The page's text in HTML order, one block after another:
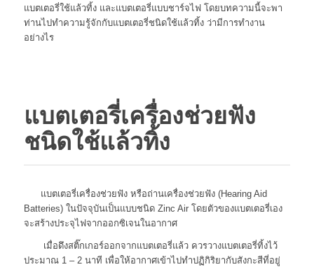
แบตเตอรี่ใช้แล้วทิ้ง และแบตเตอรี่แบบชาร์จไฟ โดยบทความนี้จะพา
ท่านไปทำความรู้จักกับแบตเตอรี่ชนิดใช้แล้วทิ้ง ว่ามีการทำงาน
อย่างไร
แบตเตอรี่เครื่องช่วยฟัง
ชนิดใช้แล้วทิ้ง
แบตเตอรี่เครื่องช่วยฟัง หรือถ่านเครื่องช่วยฟัง (Hearing Aid
Batteries) ในปัจจุบันเป็นแบบชนิด Zinc Air โดยตัวของแบตเตอรี่เอง
จะสร้างประจุไฟจากออกซิเจนในอากาศ
เมื่อดึงสติ๊กเกอร์ออกจากแบตเตอรี่แล้ว ควรวางแบตเตอรี่ทิ้งไว้
ประมาณ 1 – 2 นาที เพื่อให้อากาศเข้าไปทำปฏิกิริยากับสังกะสีที่อยู่